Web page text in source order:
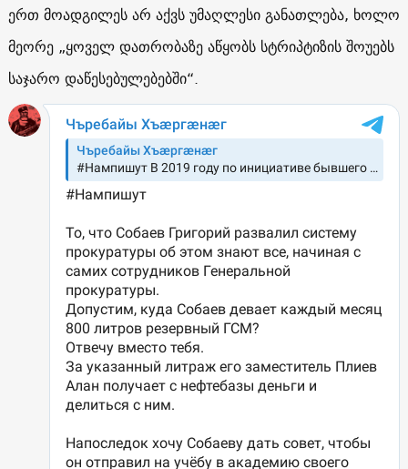
ერთ მოადგილეს არ აქვს უმაღლესი განათლება, ხოლო
მეორე „ყოველ დათრობაზე აწყობს სტრიპტიზის შოუებს
საჯარო დაწესებულებებში“.